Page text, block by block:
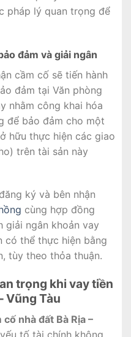
pháp lý quan trọng để
đảm và giải ngân
cầm cố sẽ tiến hành
đảm tại Văn phòng
nhằm công khai hóa
để bảo đảm cho một
hữu thực hiện các giao
trên tài sản này
ký và bên nhận
cùng hợp đồng
giải ngân khoản vay
có thể thực hiện bằng
tùy theo thỏa thuận.
trọng khi vay tiền
Vũng Tàu
nhà đất Bà Rịa –
tố tài chính không